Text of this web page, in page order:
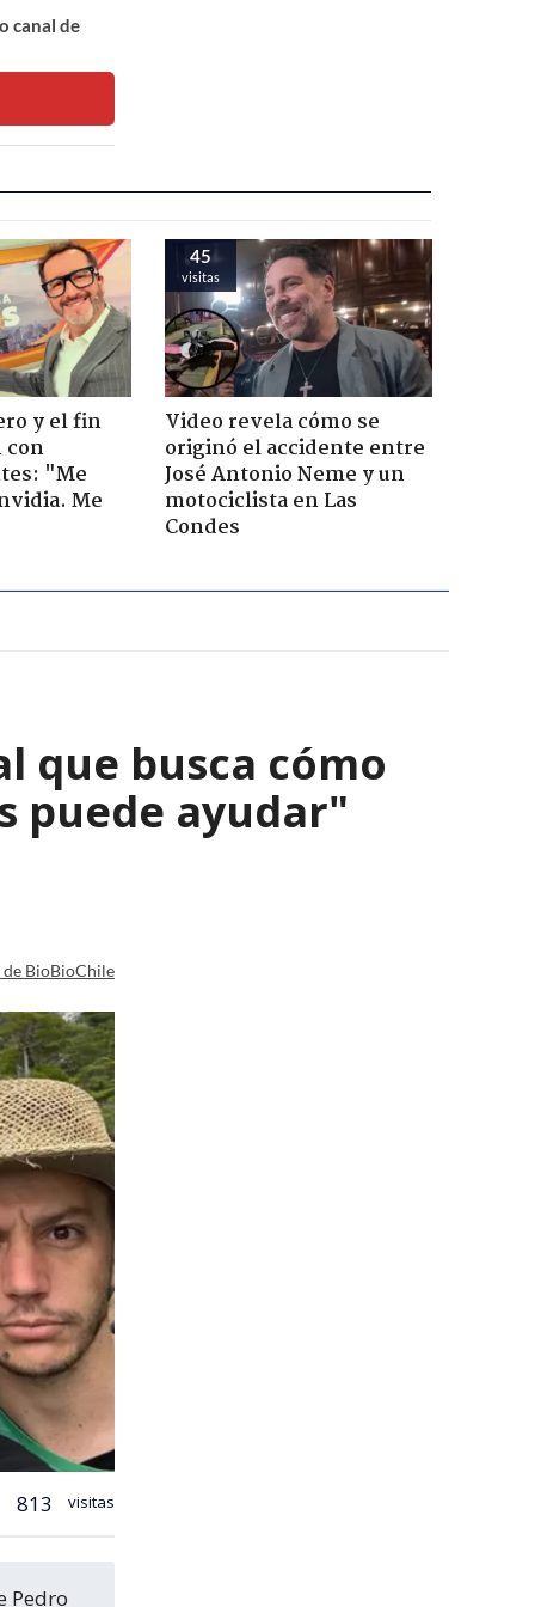
canal de
y el fin
con
"Me
Me
45
visitas
Video revela cómo se
originó el accidente entre
José Antonio Neme y un
motociclista en Las
Condes
que busca cómo
puede ayudar"
BioBioChile
813 visitas